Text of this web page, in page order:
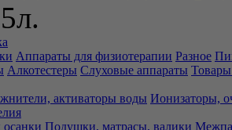
Аппараты для физиотерапии Разное
Алкотестеры Слуховые аппараты Товары
активаторы воды Ионизаторы,
осанки Подушки, матрасы, валики